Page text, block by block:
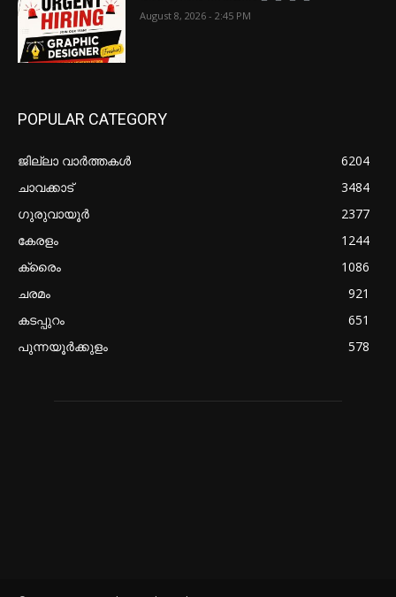
August 8, 2026 - 2:45 PM
POPULAR CATEGORY
ജില്ലാ വാർത്തകൾ
6204
ചാവക്കാട്
3484
ഗുരുവായൂർ
2377
കേരളം
1244
ക്രൈം
1086
ചരമം
921
കടപ്പുറം
651
പുന്നയൂർക്കുളം
578